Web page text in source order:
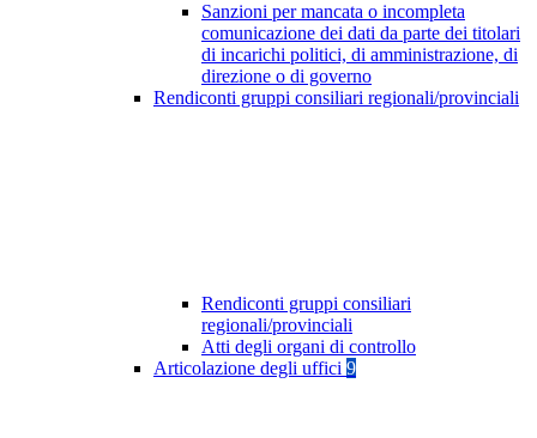
Sanzioni per mancata o incompleta
comunicazione dei dati da parte dei titolari
di incarichi politici, di amministrazione, di
direzione o di governo
Rendiconti gruppi consiliari regionali/provinciali
Rendiconti gruppi consiliari
regionali/provinciali
Atti degli organi di controllo
Articolazione degli uffici 9